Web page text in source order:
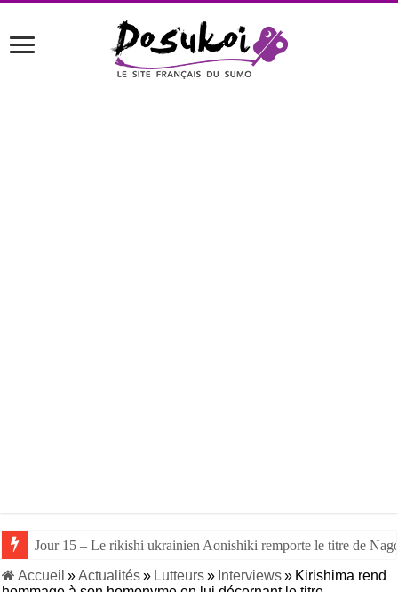
Jour 15 – Le rikishi ukrainien Aonishiki remporte le titre de
Accueil »Actualités» Lutteurs» Interviews» Kirishima rend